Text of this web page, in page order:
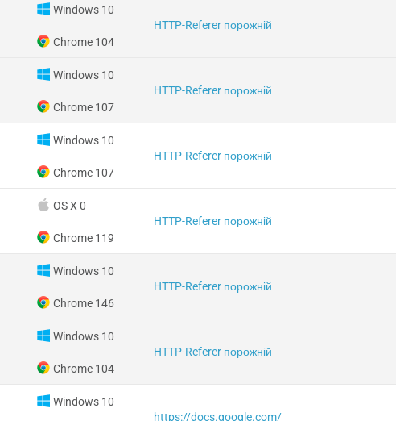
Windows 10
Chrome 104
HTTP-Referer порожній
Windows 10
Chrome 107
HTTP-Referer порожній
Windows 10
Chrome 107
HTTP-Referer порожній
OS X 0
Chrome 119
HTTP-Referer порожній
Windows 10
Chrome 146
HTTP-Referer порожній
Windows 10
Chrome 104
HTTP-Referer порожній
Windows 10
https://docs.google.com/